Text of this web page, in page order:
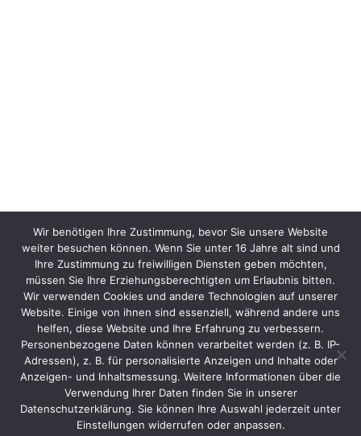
Wir benötigen Ihre Zustimmung, bevor Sie unsere Website
weiter besuchen können. Wenn Sie unter 16 Jahre alt sind und
Ihre Zustimmung zu freiwilligen Diensten geben möchten,
müssen Sie Ihre Erziehungsberechtigten um Erlaubnis bitten.
Wir verwenden Cookies und andere Technologien auf unserer
Website. Einige von ihnen sind essenziell, während andere uns
helfen, diese Website und Ihre Erfahrung zu verbessern.
Personenbezogene Daten können verarbeitet werden (z. B. IP-
Adressen), z. B. für personalisierte Anzeigen und Inhalte oder
Anzeigen- und Inhaltsmessung. Weitere Informationen über die
Verwendung Ihrer Daten finden Sie in unserer
Datenschutzerklärung. Sie können Ihre Auswahl jederzeit unter
Einstellungen widerrufen oder anpassen.